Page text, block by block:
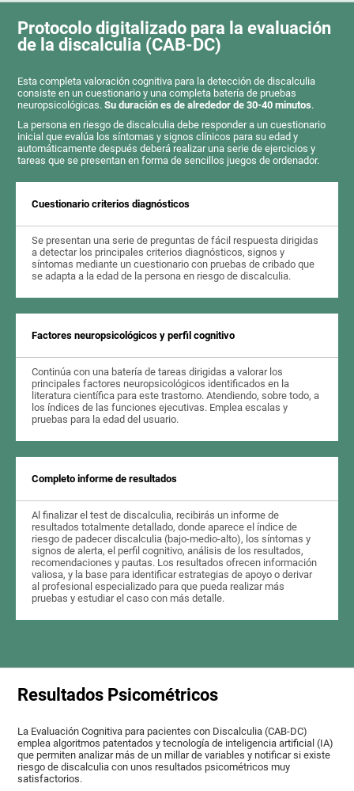
Protocolo digitalizado para la evaluación
de la discalculia (CAB-DC)
Esta completa valoración cognitiva para la detección de discalculia
consiste en un cuestionario y una completa batería de pruebas
neuropsicológicas.Su duración es de alrededor de 30-40 minutos.
La persona en riesgo de discalculia debe responder a un cuestionario
inicial que evalúa los síntomas y signos clínicos para su edad y
automáticamente después deberá realizar una serie de ejercicios y
tareas que se presentan en forma de sencillos juegos de ordenador.
Cuestionario criterios diagnósticos
Se presentan una serie de preguntas de fácil respuesta dirigidas
a detectar los principales criterios diagnósticos, signos y
síntomas mediante un cuestionario con pruebas de cribado que
se adapta a la edad de la persona en riesgo de discalculia.
Factores neuropsicológicos y perfil cognitivo
Continúa con una batería de tareas dirigidas a valorar los
principales factores neuropsicológicos identificados en la
literatura científica para este trastorno. Atendiendo, sobre todo, a
los índices de las funciones ejecutivas. Emplea escalas y
pruebas para la edad del usuario.
Completo informe de resultados
Al finalizar el test de discalculia, recibirás un informe de
resultados totalmente detallado, donde aparece el índice de
riesgo de padecer discalculia (bajo-medio-alto), los síntomas y
signos de alerta, el perfil cognitivo, análisis de los resultados,
recomendaciones y pautas. Los resultados ofrecen información
valiosa, y la base para identificar estrategias de apoyo o derivar
al profesional especializado para que pueda realizar más
pruebas y estudiar el caso con más detalle.
Resultados Psicométricos
La Evaluación Cognitiva para pacientes con Discalculia (CAB-DC)
emplea algoritmos patentados y tecnología de inteligencia artificial (IA)
que permiten analizar más de un millar de variables y notificar si existe
riesgo de discalculia con unos resultados psicométricos muy
satisfactorios.